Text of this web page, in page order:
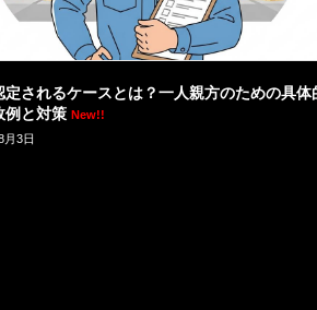
定されるケースとは？一人親方のための具体
例と対策 New!!
月3日